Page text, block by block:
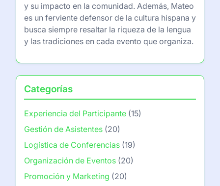
y su impacto en la comunidad. Además, Mateo
es un ferviente defensor de la cultura hispana y
busca siempre resaltar la riqueza de la lengua
y las tradiciones en cada evento que organiza.
Categorías
Experiencia del Participante (15)
Gestión de Asistentes (20)
Logística de Conferencias (19)
Organización de Eventos (20)
Promoción y Marketing (20)